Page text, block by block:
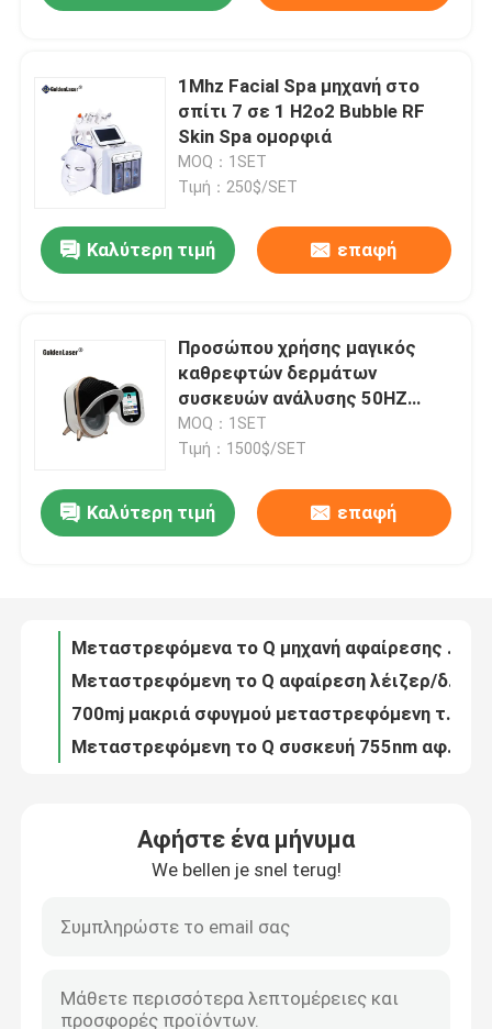
Σπίτι
Βίντεο
Περίπου εμείς
Γύρος εργοστασίων
Μας ελάτε σε επαφή με
Ζητήστε ένα απόσπασμα
1Mhz Facial Spa μηχανή στο
σπίτι 7 σε 1 H2o2 Bubble RF
Skin Spa ομορφιά
MOQ：1SET
Τιμή：250$/SET
Καλύτερη τιμή επαφή
Προσώπου χρήσης μαγικός
καθρεφτών δερμάτων
συσκευών ανάλυσης 50HZ
πολυσύνθετος ομορφιάς
ανιχνευτής δοκιμής
MOQ：1SET
Τιμή：1500$/SET
Καλύτερη τιμή επαφή
Μεταστρεφόμενα το Q μηχανή αφαίρεσης δερματοστιξιών λέιζερ ND Yag/Picosecond 1064nm 532nm λέιζερ
Μεταστρεφόμενη το Q αφαίρεση λέιζερ/δερματοστιξιών ND Yag/φορητό λέιζερ ND Yag διακοπτών του Q
700mj μακριά σφυγμού μεταστρεφόμενη το Q ND YAG συσκευή αφαίρεσης δερματοστιξιών λέιζερ 110V φορητή
Μεταστρεφόμενη το Q συσκευή 755nm αφαίρεσης δερματοστιξιών λέιζερ 1064nm 532nm Picolaser Ndyag
Αφήστε ένα μήνυμα
We bellen je snel terug!